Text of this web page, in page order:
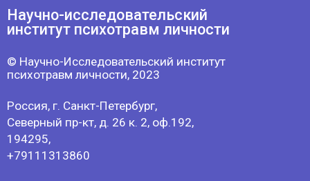
Коллектив
Отзывы
Филиалы:
г.Москва
г.Уфа
г.Стерлитамак